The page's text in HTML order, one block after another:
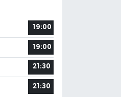
19:00
19:00
21:30
21:30